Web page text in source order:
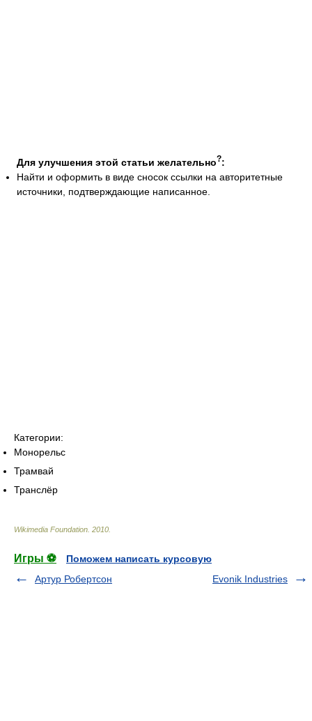
Для улучшения этой статьи желательно?:
Найти и оформить в виде сносок ссылки на авторитетные
источники, подтверждающие написанное.
Категории:
Монорельс
Трамвай
Транслёр
Wikimedia Foundation 2010
Игры ⚽
Поможем написать курсовую
Артур Робертсон
Evonik Industries